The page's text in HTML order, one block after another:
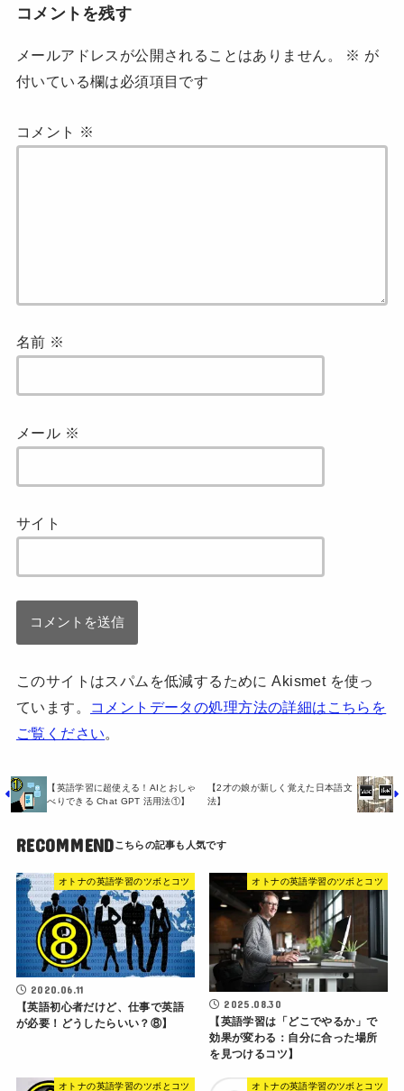
す
コメントを残す
メールアドレスが公開されることはありません。 ※ が
付いている欄は必須項目です
コメント ※
名前 ※
メール ※
サイト
このサイトはスパムを低減するために Akismet を使っ
ています。
コメントデータの処理方法の詳細はこちらを
ご覧ください。
【英語学習に超使える！AIとおしゃ
べりできる Chat GPT 活用法①】
【2才の娘が新しく覚えた日本語文
法】
RECOMMEND
オトナの英語学習のツボとコツ
2020.06.11
【英語初心者だけど、仕事で英語
が必要！どうしたらいい？⑧】
オトナの英語学習のツボとコツ
2025.08.30
【英語学習は「どこでやるか」で
効果が変わる：自分に合った場所
を見つけるコツ】
オトナの英語学習のツボとコツ オトナの英語学習のツボとコツ